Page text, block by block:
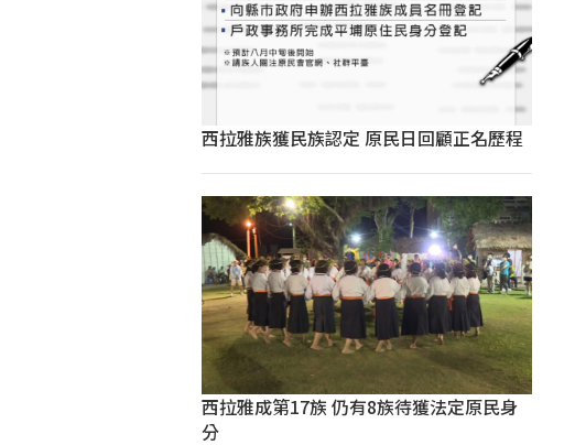
西拉雅族獲民族認定 原民日回顧正名歷程
西拉雅成第17族 仍有8族待獲法定原民身
分